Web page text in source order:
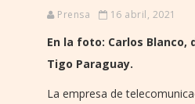
Prensa 16 abril, 2021
En la foto: Carlos
Tigo Paraguay.
La empresa de